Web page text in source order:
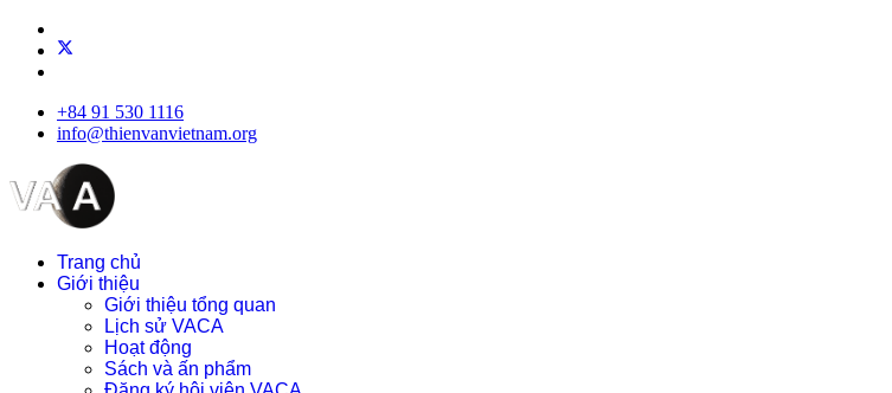
+84 91 530 1116
info@thienvanvietnam.org
Trang chủ
Giới thiệu
Giới thiệu tổng quan
Lịch sử VACA
Hoạt động
Sách và ấn phẩm